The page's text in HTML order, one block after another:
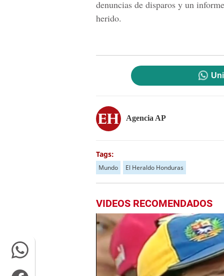
denuncias de disparos y un
herido.
Agencia AP
Tags:
Mundo El Heraldo Honduras
VIDEOS RECOMENDADOS